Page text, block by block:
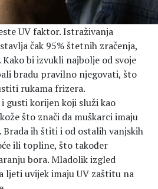
UV faktor. Istraživanja
čak 95% štetnih zračenja,
bi izvukli najbolje od svoje
bradu pravilno njegovati, što
rukama frizera.
gusti korijen koji služi kao
što znači da muškarci imaju
Brada ih štiti i od ostalih vanjskih
ili topline, što također
bora. Mladolik izgled
ljeti uvijek imaju UV zaštitu na